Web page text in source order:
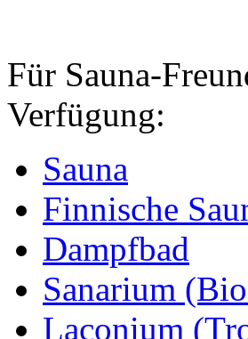
Für Sauna-
Verfügung:
Sauna
Finnische
Dampfbad
Sanarium
Laconium